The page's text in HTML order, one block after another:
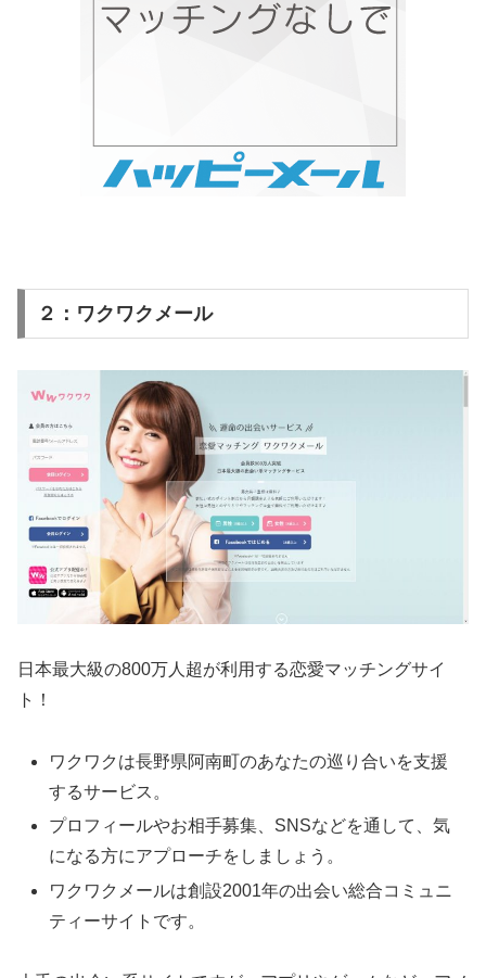
２：ワクワクメール
日本最大級の800万人超が利用する恋愛マッチングサイ
ト！
ワクワクは長野県阿南町のあなたの巡り合いを支援
するサービス。
プロフィールやお相手募集、SNSなどを通して、気
になる方にアプローチをしましょう。
ワクワクメールは創設2001年の出会い総合コミュニ
ティーサイトです。